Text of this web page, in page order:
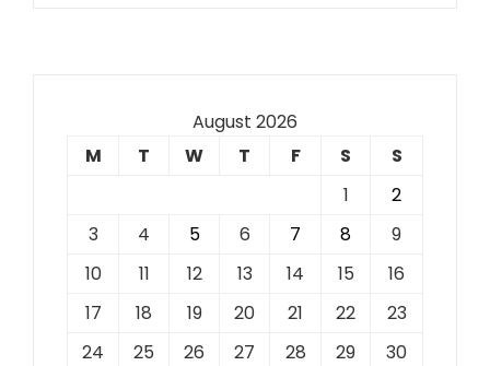
August 2026
M
T W T F S
S
1
2
3
4 5 6 7 8
9
10
11 12 13 14 15
16
17
18 19 20 21 22
23
24
25 26 27 28 29
30